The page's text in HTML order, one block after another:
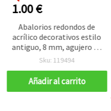
1.00 €
Abalorios redondos de
acrílico decorativos estilo
antiguo, 8 mm, agujero de
2 mm, color marrón – 50 g
Sku: 119494
Añadir al carrito